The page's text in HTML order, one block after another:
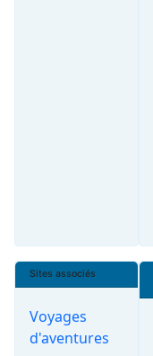
Sites associés
Voyages
d'aventures